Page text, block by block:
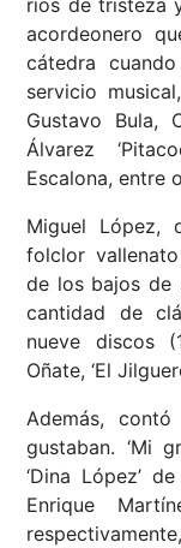
ríos de tristeza
acordeonero
cátedra
servicio
Gustavo Bula,
Álvarez
Escalona, entre
Miguel López,
folclor
de los bajos de
cantidad de
nueve discos
Oñate, ‘El
Además,
gustaban. ‘Mi
‘Dina López’
Enrique